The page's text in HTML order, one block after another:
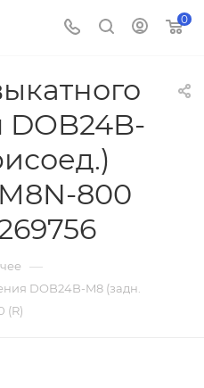
0
800
—
DOB24B-M8 (задн.
(R)